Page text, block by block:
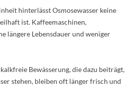
hinterlässt Osmosewasser keine
ist. Kaffeemaschinen,
längere Lebensdauer und weniger
Bewässerung, die dazu beiträgt,
stehen, bleiben oft länger frisch und